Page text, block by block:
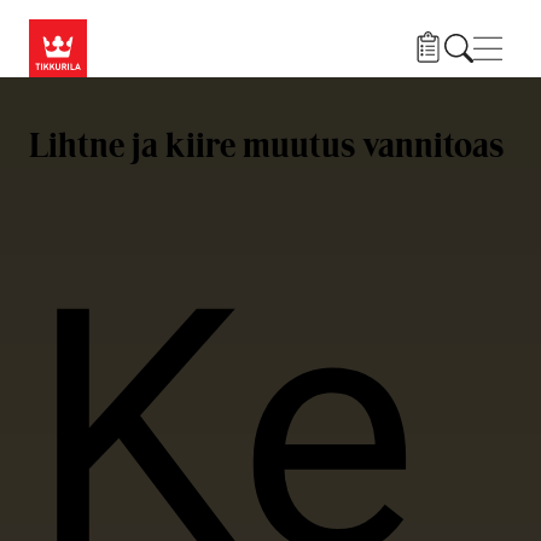
Lihtne ja kiire muutus vannitoas
Ke